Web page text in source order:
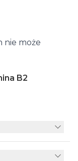
nie może
B2